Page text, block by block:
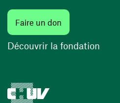
Faire un don
Découvrir la fondation